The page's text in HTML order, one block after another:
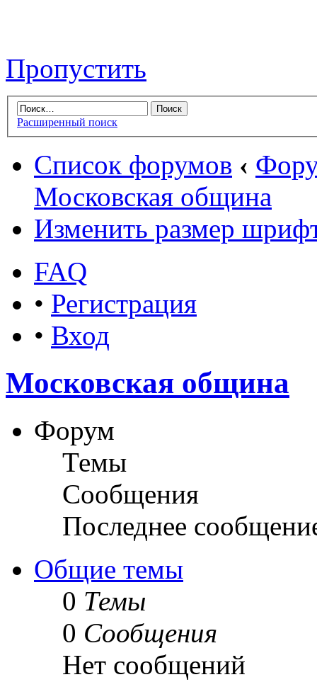
Пропустить
Расширенный поиск
Список форумов ‹
Московская община
Изменить размер
FAQ
• Регистрация
• Вход
Московская община
Форум
Темы
Сообщения
Последнее
Общие темы
0 Темы
0 Сообщения
Нет сообщений